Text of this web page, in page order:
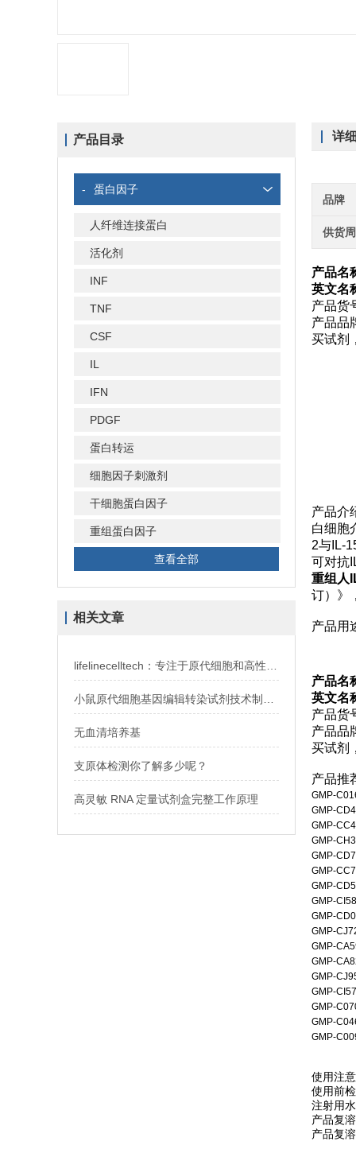
产品目录
- 蛋白因子
人纤维连接蛋白
活化剂
INF
TNF
CSF
IL
IFN
PDGF
蛋白转运
细胞因子刺激剂
干细胞蛋白因子
重组蛋白因子
查看全部
相关文章
无血清培养基
支原体检测你了解多少呢？
高灵敏 RNA 定量试剂盒完整工作原理
详
品牌
供货
产品名
英文名
产品货
产品品
买试剂
产品介
白细胞
2与IL-
可对抗
重组人
订）》
产品用
产品名
英文名
产品货
产品品
买试剂
产品推
GMP-
GMP-
GMP-
GMP-
GMP-
GMP-
GMP-
GMP-CI58
GMP-
GMP-
GMP-
GMP-
GMP-
GMP-CI57
GMP-
GMP-
GMP-
使用注
使用前
注射用
产品复
产品复